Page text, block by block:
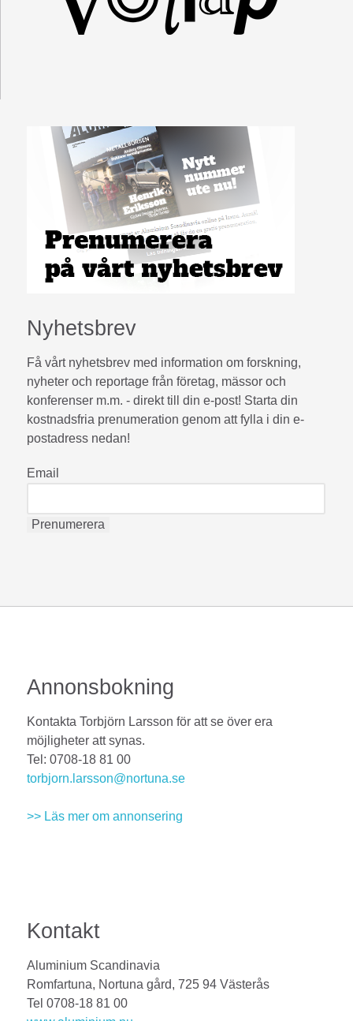
Nyhetsbrev
Få vårt nyhetsbrev med information om forskning,
nyheter och reportage från företag, mässor och
konferenser m.m. - direkt till din e-post! Starta din
kostnadsfria prenumeration genom att fylla i din e-
postadress nedan!
Email
Annonsbokning
Kontakta Torbjörn Larsson för att se över era
möjligheter att synas.
Tel: 0708-18 81 00
torbjorn.larsson@nortuna.se
>> Läs mer om annonsering
Kontakt
Aluminium Scandinavia
Romfartuna, Nortuna gård, 725 94 Västerås
Tel 0708-18 81 00